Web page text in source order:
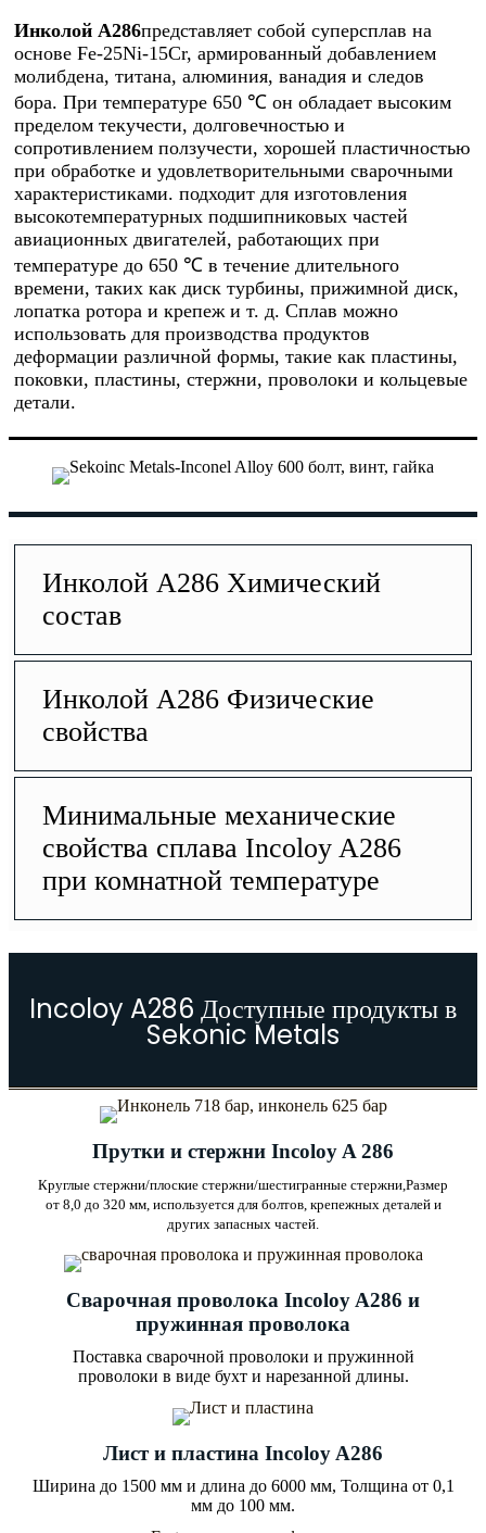
Инколой A286представляет собой суперсплав на
основе Fe-25Ni-15Cr, армированный добавлением
молибдена, титана, алюминия, ванадия и следов
бора. При температуре 650 ℃ он обладает высоким
пределом текучести, долговечностью и
сопротивлением ползучести, хорошей пластичностью
при обработке и удовлетворительными сварочными
характеристиками. подходит для изготовления
высокотемпературных подшипниковых частей
авиационных двигателей, работающих при
температуре до 650 ℃ в течение длительного
времени, таких как диск турбины, прижимной диск,
лопатка ротора и крепеж и т. д. Сплав можно
использовать для производства продуктов
деформации различной формы, такие как пластины,
поковки, пластины, стержни, проволоки и кольцевые
детали.
Инколой A286 Химический
состав
Инколой A286 Физические
свойства
Минимальные механические
свойства сплава Incoloy A286
при комнатной температуре
Incoloy A286 Доступные продукты в
Sekonic Metals
Прутки и стержни Incoloy A 286
Круглые стержни/плоские стержни/шестигранные стержни,Размер
от 8,0 до 320 мм, используется для болтов, крепежных деталей и
других запасных частей.
Сварочная проволока Incoloy A286 и
пружинная проволока
Поставка сварочной проволоки и пружинной
проволоки в виде бухт и нарезанной длины.
Лист и пластина Incoloy A286
Ширина до 1500 мм и длина до 6000 мм, Толщина от 0,1
мм до 100 мм.